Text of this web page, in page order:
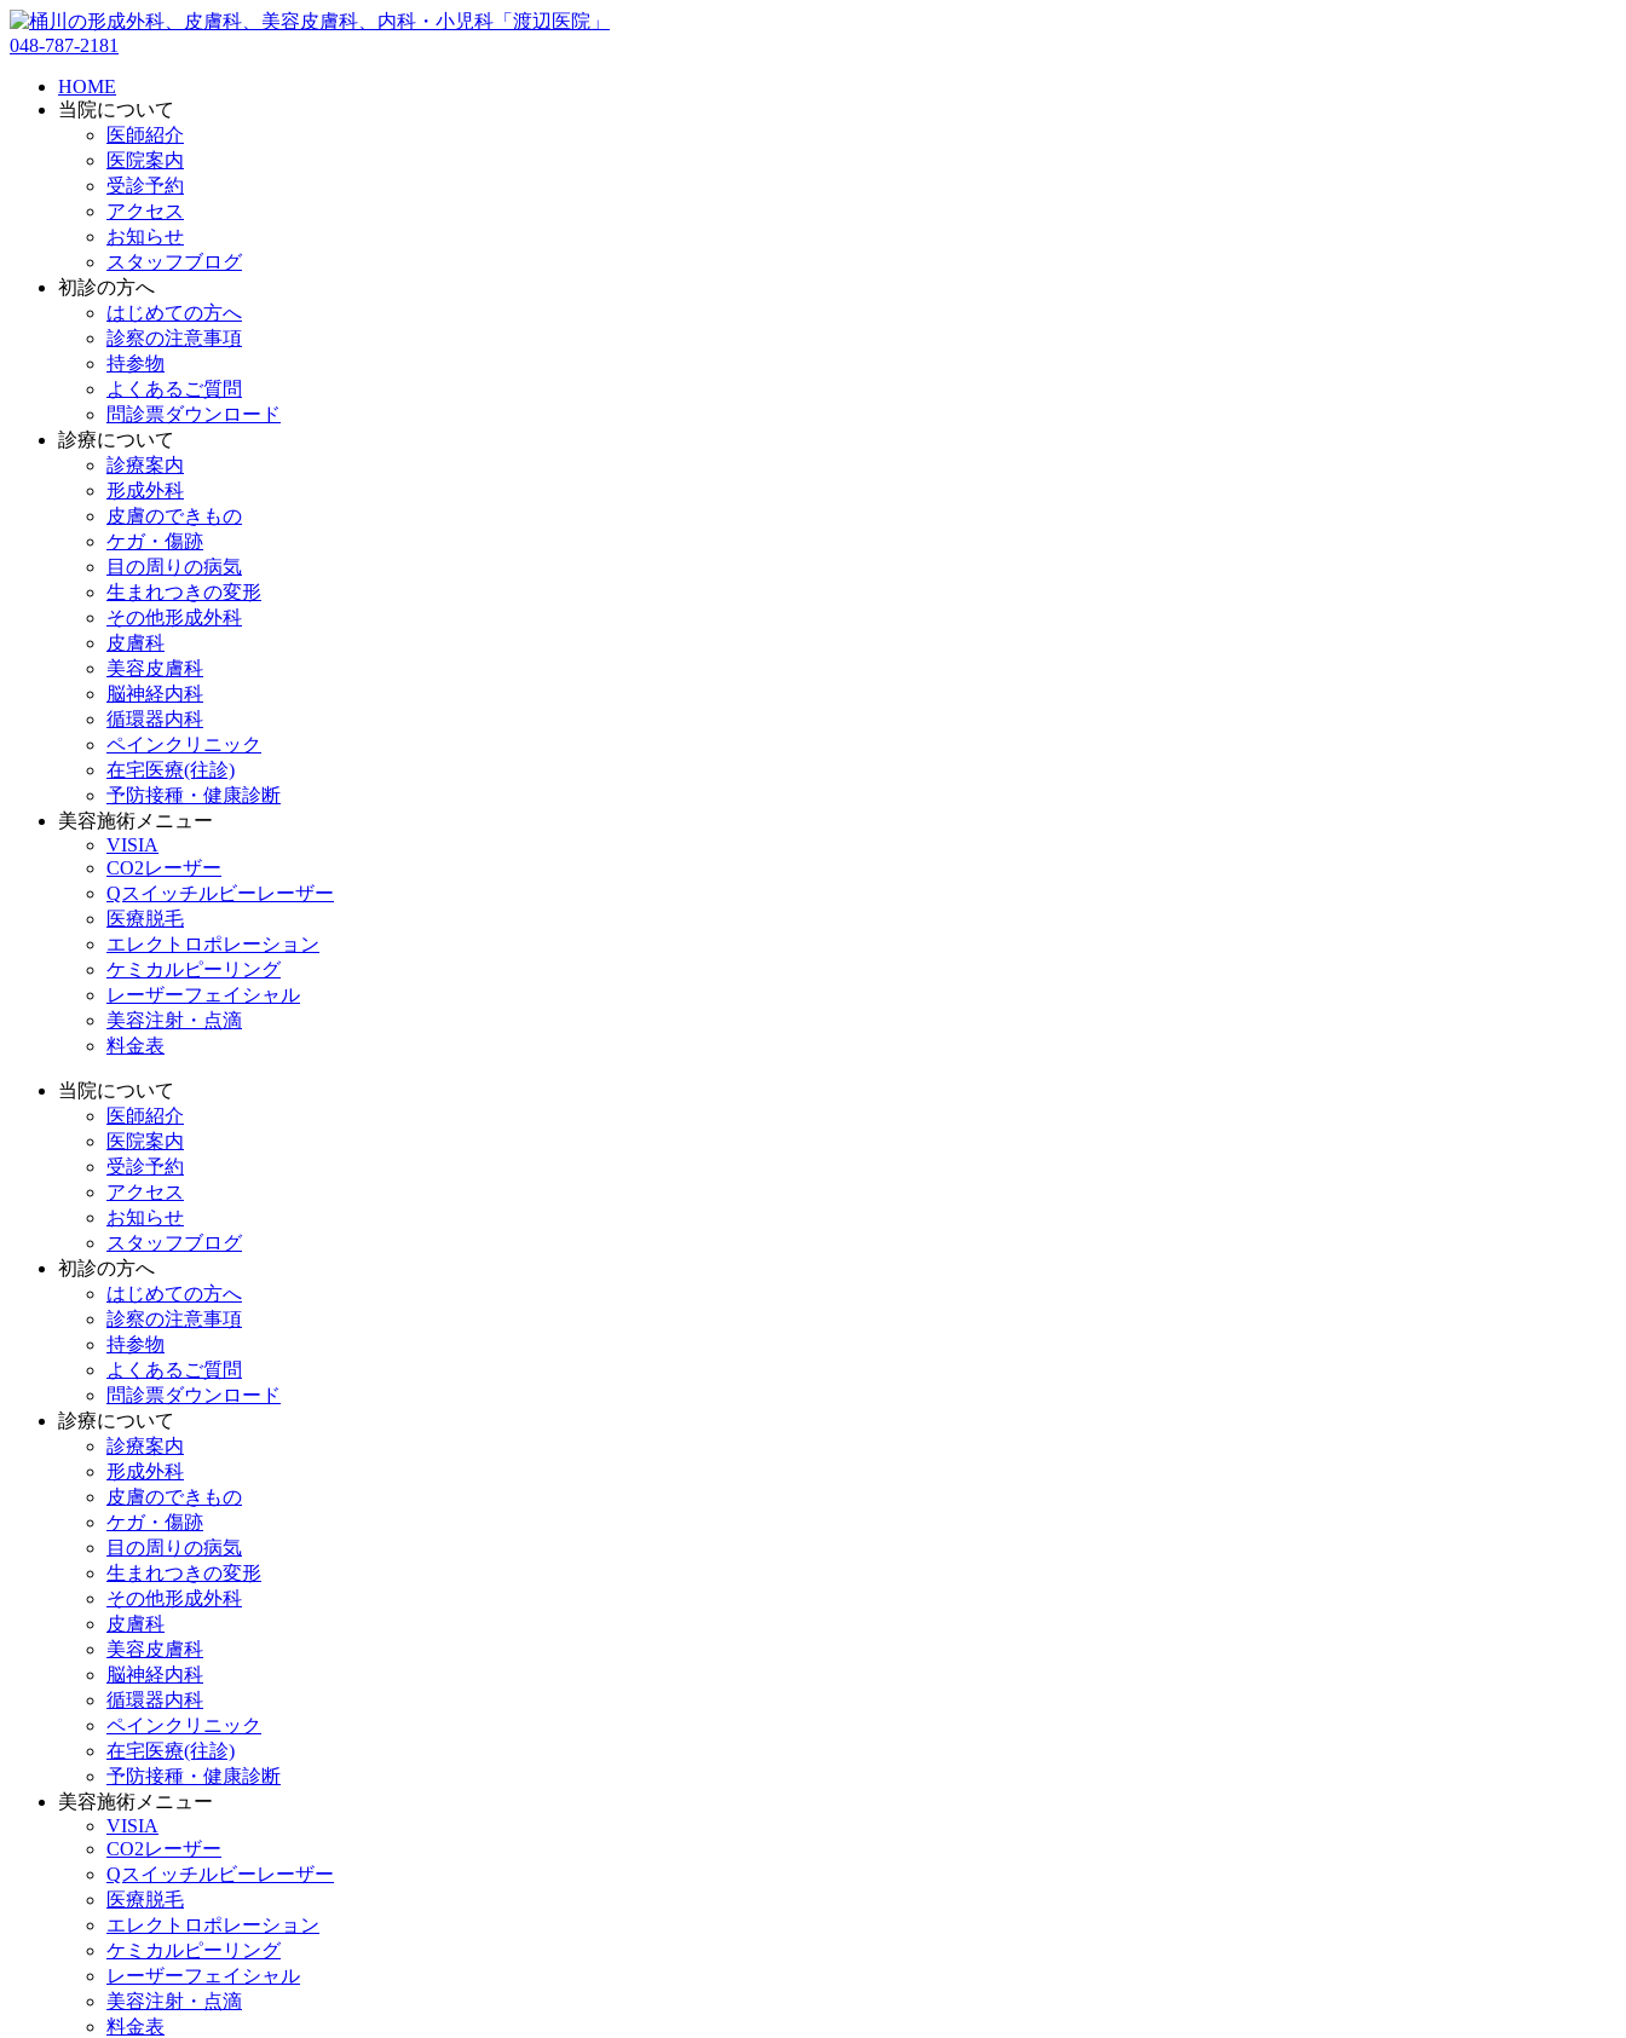
048-787-2181
HOME
当院について
医師紹介
医院案内
受診予約
アクセス
お知らせ
スタッフブログ
初診の方へ
はじめての方へ
診察の注意事項
持参物
よくあるご質問
問診票ダウンロード
診療について
診療案内
形成外科
皮膚のできもの
ケガ・傷跡
目の周りの病気
生まれつきの変形
その他形成外科
皮膚科
美容皮膚科
脳神経内科
循環器内科
ペインクリニック
在宅医療(往診)
予防接種・健康診断
美容施術メニュー
VISIA
CO2レーザー
Qスイッチルビーレーザー
医療脱毛
エレクトロポレーション
ケミカルピーリング
レーザーフェイシャル
美容注射・点滴
料金表
当院について
医師紹介
医院案内
受診予約
アクセス
お知らせ
スタッフブログ
初診の方へ
はじめての方へ
診察の注意事項
持参物
よくあるご質問
問診票ダウンロード
診療について
診療案内
形成外科
皮膚のできもの
ケガ・傷跡
目の周りの病気
生まれつきの変形
その他形成外科
皮膚科
美容皮膚科
脳神経内科
循環器内科
ペインクリニック
在宅医療(往診)
予防接種・健康診断
美容施術メニュー
VISIA
CO2レーザー
Qスイッチルビーレーザー
医療脱毛
エレクトロポレーション
ケミカルピーリング
レーザーフェイシャル
美容注射・点滴
料金表